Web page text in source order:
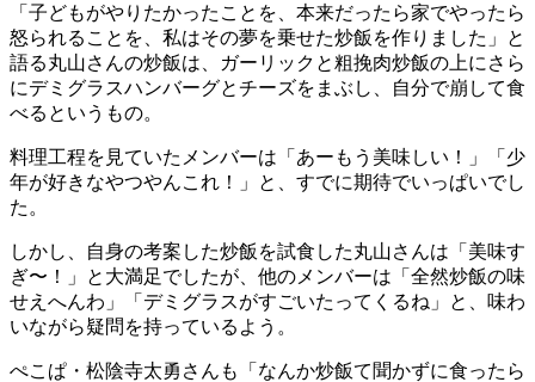
「子どもがやりたかったことを、本来だったら家でやったら
怒られることを、私はその夢を乗せた炒飯を作りました」と
語る丸山さんの炒飯は、ガーリックと粗挽肉炒飯の上にさら
にデミグラスハンバーグとチーズをまぶし、自分で崩して食
べるというもの。
料理工程を見ていたメンバーは「あーもう美味しい！」「少
年が好きなやつやんこれ！」と、すでに期待でいっぱいでし
た。
しかし、自身の考案した炒飯を試食した丸山さんは「美味す
ぎ〜！」と大満足でしたが、他のメンバーは「全然炒飯の味
せえへんわ」「デミグラスがすごいたってくるね」と、味わ
いながら疑問を持っているよう。
ぺこぱ・松陰寺太勇さんも「なんか炒飯て聞かずに食ったら